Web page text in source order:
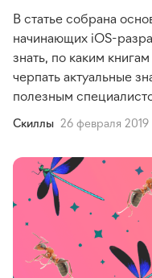
В статье собрана
начинающих iOS-
знать, по каким
черпать актуальные
полезным
Cкиллы 26 февраля 2019